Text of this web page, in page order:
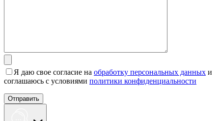
Я даю свое согласие на обработку персональных данных и
соглашаюсь с условиями политики конфиденциальности